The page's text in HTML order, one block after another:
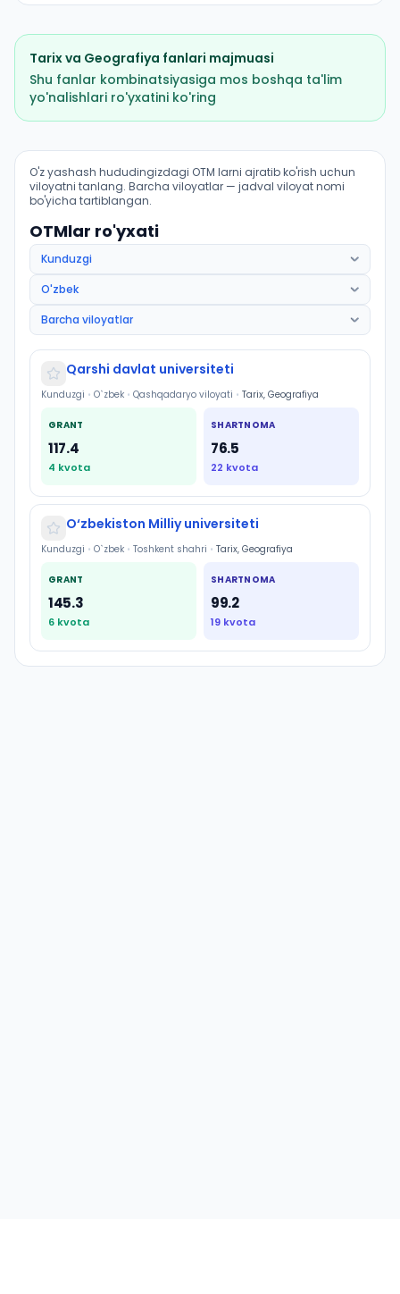
Tarixva Geografiya fanlari majmuasi
Shu fanlar kombinatsiyasiga mos boshqa ta'lim
yo'nalishlari ro'yxatini ko'ring
Antropologiya va etnologiya: OTM lar bo'yicha kirish
O'z yashash hududingizdagi OTM larni ajratib ko'rish uchun
viloyatni tanlang. Barcha viloyatlar — jadval viloyat nomi
bo'yicha tartiblangan.
OTMlar ro'yxati
Qarshi davlat universiteti
Kunduzgi • O`zbek • Qashqadaryo viloyati • Tarix, Geografiya
GRANT
117.4
4 kvota
SHARTNOMA
76.5
22 kvota
O‘zbekiston Milliy universiteti
Kunduzgi • O`zbek • Toshkent shahri • Tarix, Geografiya
GRANT
145.3
6 kvota
SHARTNOMA
99.2
19 kvota